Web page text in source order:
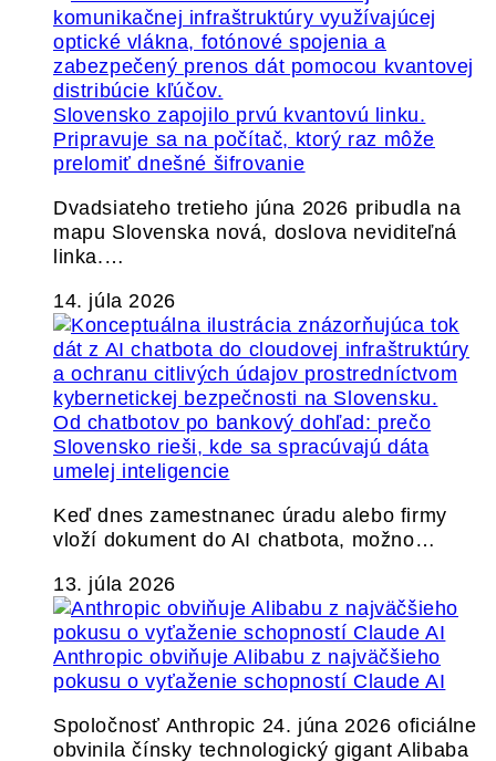
Slovensko zapojilo prvú kvantovú linku.
Pripravuje sa na počítač, ktorý raz môže
prelomiť dnešné šifrovanie
Dvadsiateho tretieho júna 2026 pribudla na
mapu Slovenska nová, doslova neviditeľná
linka.…
14. júla 2026
Od chatbotov po bankový dohľad: prečo
Slovensko rieši, kde sa spracúvajú dáta
umelej inteligencie
Keď dnes zamestnanec úradu alebo firmy
vloží dokument do AI chatbota, možno…
13. júla 2026
Anthropic obviňuje Alibabu z najväčšieho
pokusu o vyťaženie schopností Claude AI
Spoločnosť Anthropic 24. júna 2026 oficiálne
obvinila čínsky technologický gigant Alibaba